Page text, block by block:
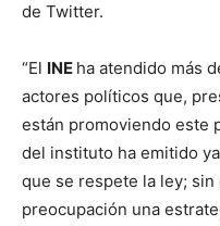
de Twitter.
“El INE ha atendido más
actores políticos que,
están promoviendo este
del instituto ha emitido
que se respete la ley;
preocupación una